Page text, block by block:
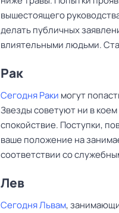
вышестоящего
делать публичных
влиятельными людьми.
Рак ‌‌
Сегодня Раки могут
Звезды советуют ни в
спокойствие. Поступки,
ваше положение на
соответствии со
Лев ‌‌
Сегодня Львам,